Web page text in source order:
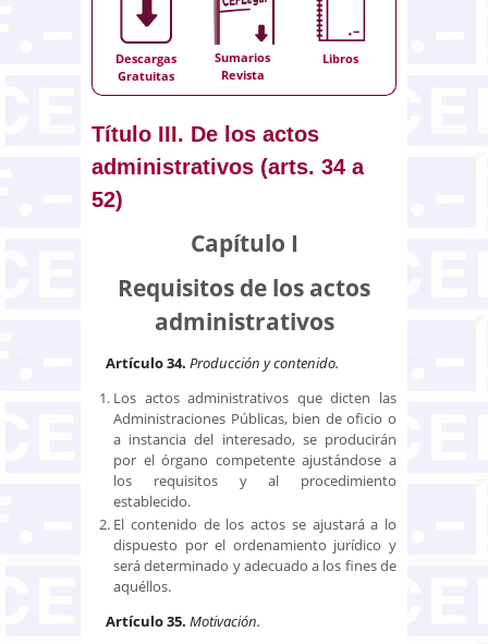
Descargas
Gratuitas
Sumarios
Revista
Libros
Título III. De los actos
administrativos (arts. 34 a
52)
Capítulo I
Requisitos de los actos
administrativos
Artículo 34. Producción y contenido.
Los actos administrativos que dicten las
Administraciones Públicas, bien de oficio o
a instancia del interesado, se producirán
por el órgano competente ajustándose a
los requisitos y al procedimiento
establecido.
El contenido de los actos se ajustará a lo
dispuesto por el ordenamiento jurídico y
será determinado y adecuado a los fines de
aquéllos.
Artículo 35. Motivación.